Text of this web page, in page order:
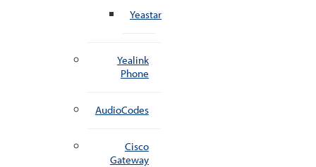
Yeastar
Yealink
Phone
AudioCodes
Cisco
Gateway